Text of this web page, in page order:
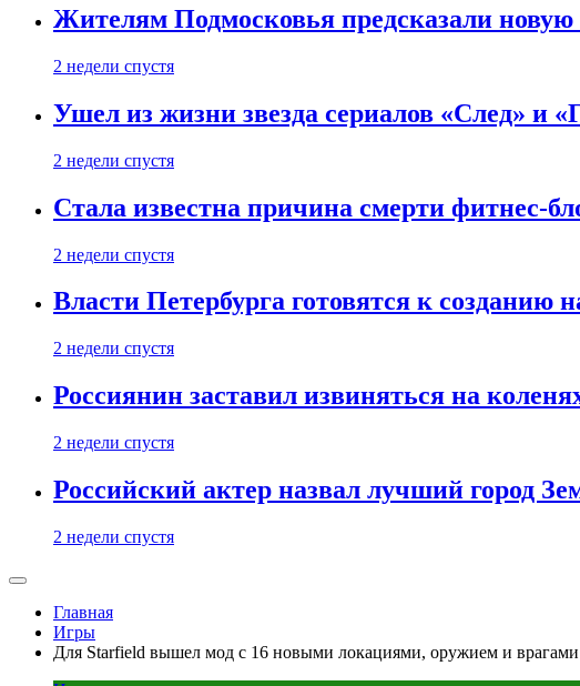
Жителям Подмосковья предсказали
2 недели спустя
Ушел из жизни звезда сериалов «След» и
2 недели спустя
Стала известна причина смерти фитнес-
2 недели спустя
Власти Петербурга готовятся к созданию
2 недели спустя
Россиянин заставил извиняться на
2 недели спустя
Российский актер назвал лучший город
2 недели спустя
Главная
Игры
Для Starfield вышел мод с 16 новыми локациями, оружием и врагами